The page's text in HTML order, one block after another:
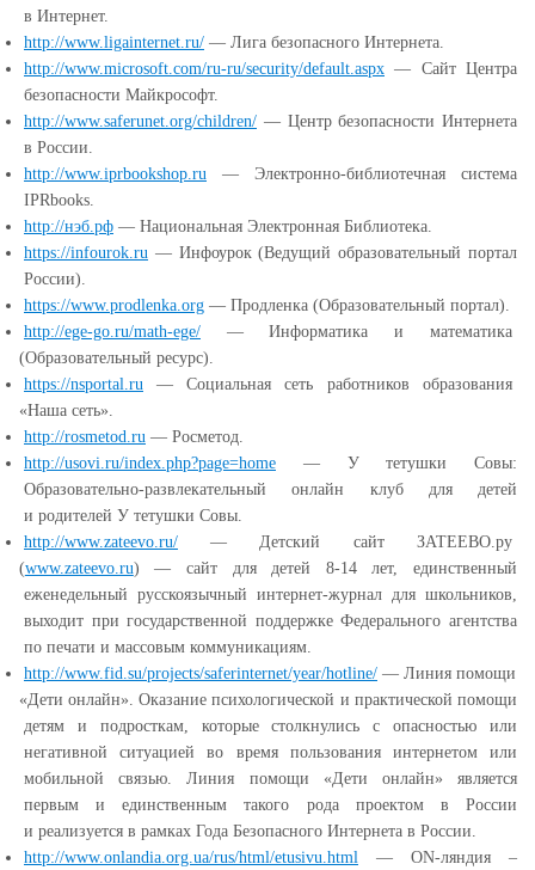
в Интернет.
http://www.ligainternet.ru/ — Лига безопасного Интернета.
http://www.microsoft.com/ru-ru/security/default.aspx — Сайт Центра
безопасности Майкрософт.
http://www.saferunet.org/children/ — Центр безопасности Интернета
в России.
http://www.iprbookshop.ru — Электронно-библиотечная система
IPRbooks.
http://нэб.рф — Национальная Электронная Библиотека.
https://infourok.ru — Инфоурок (Ведущий образовательный портал
России).
https://www.prodlenka.org — Продленка (Образовательный портал).
http://ege-go.ru/math-ege/ — Информатика и математика
(Образовательный ресурс).
https://nsportal.ru — Социальная сеть работников образования
«Нашасеть».
http://rosmetod.ru — Росметод.
http://usovi.ru/index.php?page=home — У тетушки Совы:
Образовательно-развлекательный онлайн клуб для детей
и родителей У тетушки Совы.
http://www.zateevo.ru/ — Детский сайт ЗАТЕЕВО.ру
(www.zateevo.ru) — сайт для детей 8-14 лет, единственный
еженедельный русскоязычный интернет-журнал для школьников,
выходит при государственной поддержке Федерального агентства
по печати и массовым коммуникациям.
http://www.fid.su/projects/saferinternet/year/hotline/ — Линия помощи
«Дети онлайн». Оказание психологической и практической помощи
детям и подросткам, которые столкнулись с опасностью или
негативной ситуацией во время пользования интернетом или
мобильной связью. Линия помощи
«Дети онлайн» является
первым и единственным такого рода проектом в России
и реализуется в рамках Года Безопасного Интернета в России.
http://www.onlandia.org.ua/rus/html/etusivu.html — ON-ляндия –